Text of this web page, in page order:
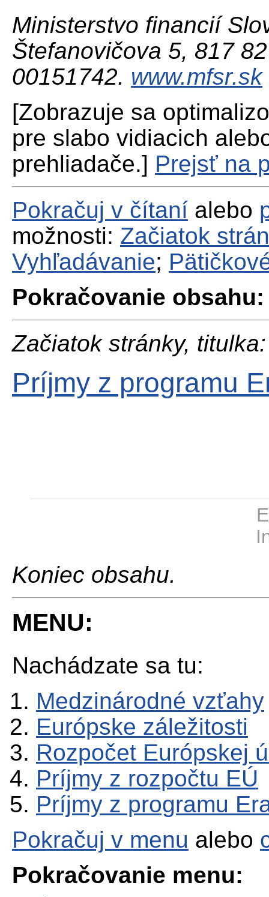
Ministerstvo financií
Štefanovičova 5, 817
00151742. www.mfsr.sk
[Zobrazuje sa
pre slabo vidiacich
prehliadače.] Prejsť na
Pokračuj v čítaní alebo
možnosti: Začiatok
Vyhľadávanie;
Pokračovanie obsahu:
Začiatok stránky, titulka:
Príjmy z programu
Koniec obsahu.
MENU:
Nachádzate sa tu:
Medzinárodné vzťahy
Európske záležitosti
Rozpočet Európskej
Príjmy z rozpočtu EÚ
Príjmy z programu
Pokračuj v menu alebo
Pokračovanie menu: